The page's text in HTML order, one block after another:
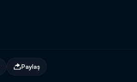
Paylaş